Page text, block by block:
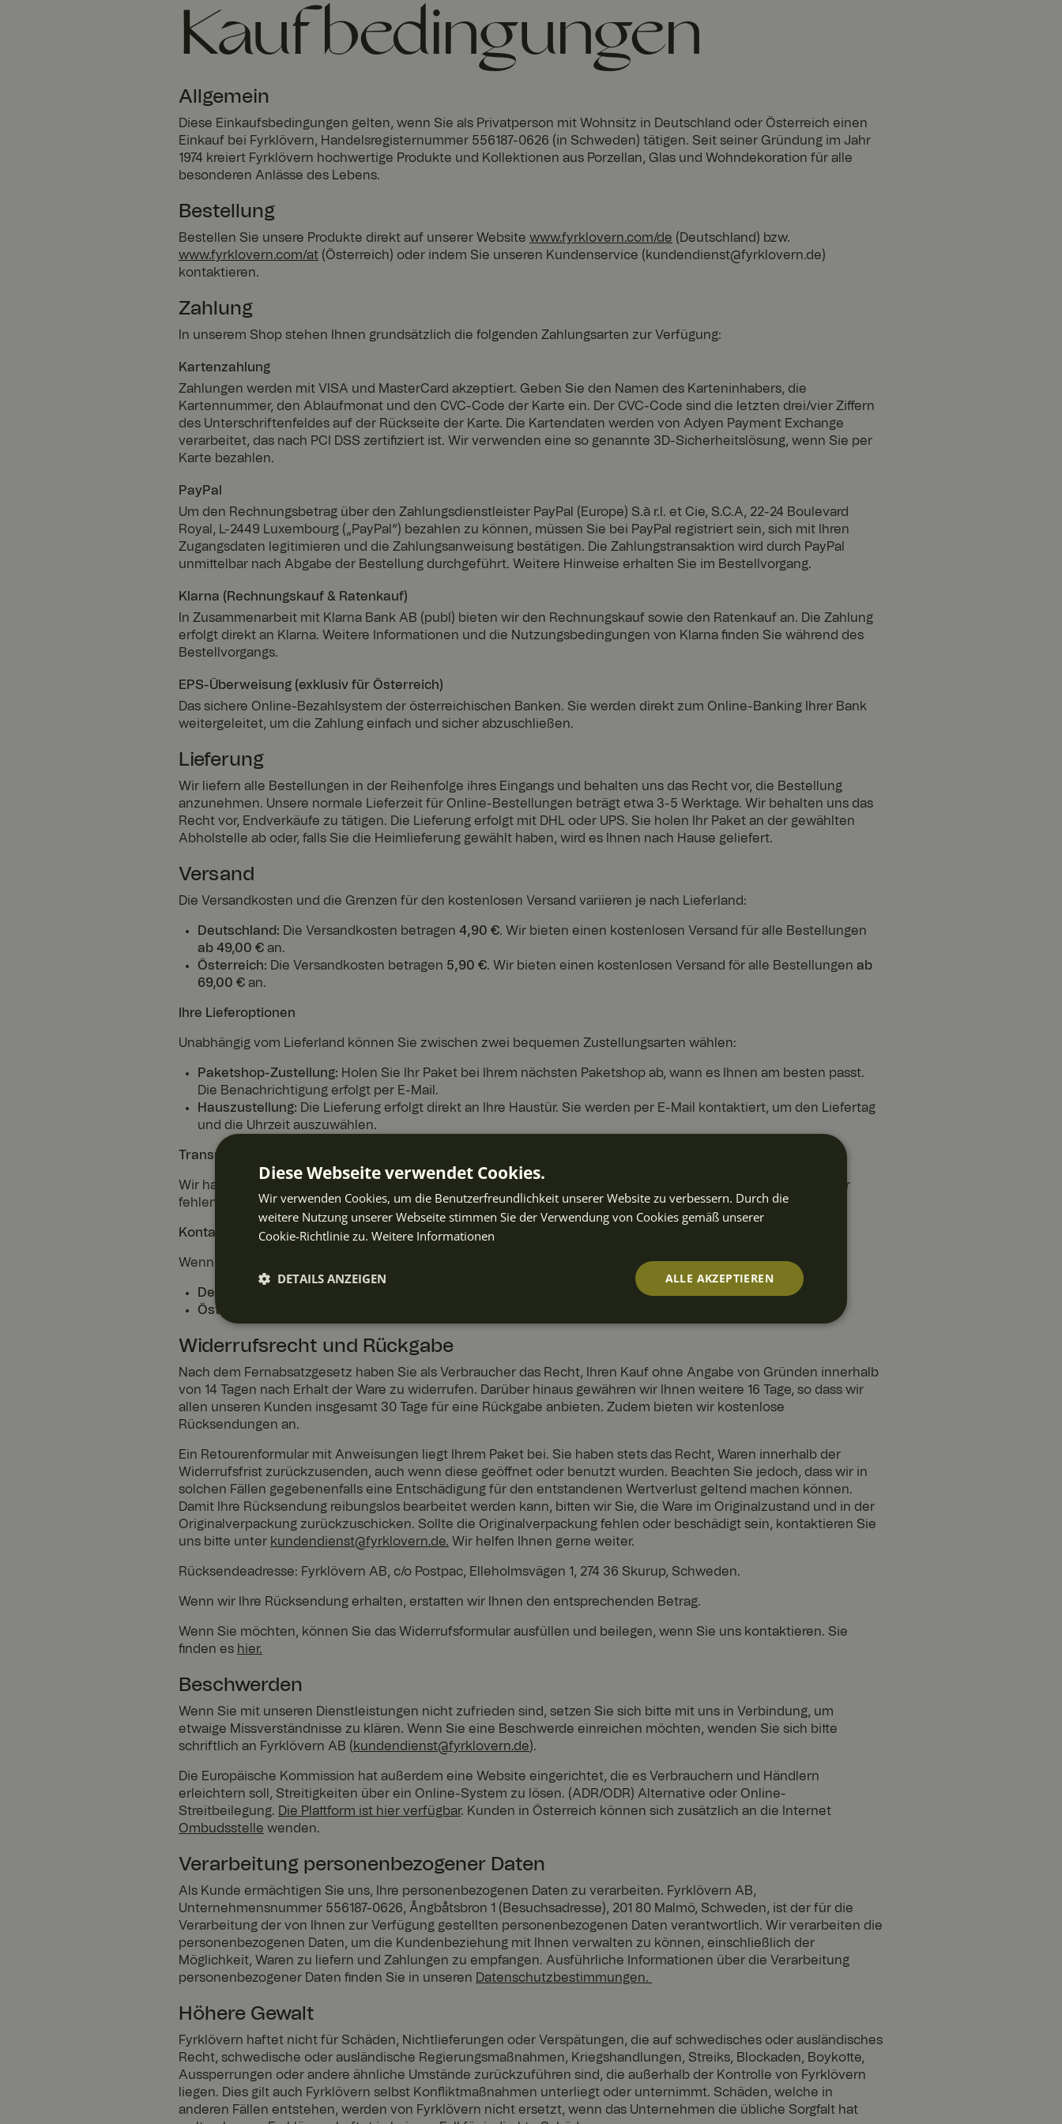
Kaufbedingungen
Allgemein
Diese Einkaufsbedingungen gelten, wenn Sie als Privatperson mit Wohnsitz in Deutschland oder Österreich einen
Einkauf bei Fyrklövern, Handelsregisternummer 556187-0626 (in Schweden) tätigen. Seit seiner Gründung im Jahr
1974 kreiert Fyrklövern hochwertige Produkte und Kollektionen aus Porzellan, Glas und Wohndekoration für alle
besonderen Anlässe des Lebens.
Bestellung
Bestellen Sie unsere Produkte direkt auf unserer Website www.fyrklovern.com/de (Deutschland) bzw.
www.fyrklovern.com/at (Österreich) oder indem Sie unseren Kundenservice (kundendienst@fyrklovern.de)
kontaktieren.
Zahlung
In unserem Shop stehen Ihnen grundsätzlich die folgenden Zahlungsarten zur Verfügung:
Kartenzahlung
Zahlungen werden mit VISA und MasterCard akzeptiert. Geben Sie den Namen des Karteninhabers, die
Kartennummer, den Ablaufmonat und den CVC-Code der Karte ein. Der CVC-Code sind die letzten drei/vier Ziffern
des Unterschriftenfeldes auf der Rückseite der Karte. Die Kartendaten werden von Adyen Payment Exchange
verarbeitet, das nach PCI DSS zertifiziert ist. Wir verwenden eine so genannte 3D-Sicherheitslösung, wenn Sie per
Karte bezahlen.
PayPal
Um den Rechnungsbetrag über den Zahlungsdienstleister PayPal (Europe) S.à r.l. et Cie, S.C.A, 22-24 Boulevard
Royal, L-2449 Luxembourg („PayPal“) bezahlen zu können, müssen Sie bei PayPal registriert sein, sich mit Ihren
Zugangsdaten legitimieren und die Zahlungsanweisung bestätigen. Die Zahlungstransaktion wird durch PayPal
unmittelbar nach Abgabe der Bestellung durchgeführt. Weitere Hinweise erhalten Sie im Bestellvorgang.
Klarna (Rechnungskauf & Ratenkauf)
In Zusammenarbeit mit Klarna Bank AB (publ) bieten wir den Rechnungskauf sowie den Ratenkauf an. Die Zahlung
erfolgt direkt an Klarna. Weitere Informationen und die Nutzungsbedingungen von Klarna finden Sie während des
Bestellvorgangs.
EPS-Überweisung (exklusiv für Österreich)
Das sichere Online-Bezahlsystem der österreichischen Banken. Sie werden direkt zum Online-Banking Ihrer Bank
weitergeleitet, um die Zahlung einfach und sicher abzuschließen.
Lieferung
Wir liefern alle Bestellungen in der Reihenfolge ihres Eingangs und behalten uns das Recht vor, die Bestellung
anzunehmen. Unsere normale Lieferzeit für Online-Bestellungen beträgt etwa 3-5 Werktage. Wir behalten uns das
Recht vor, Endverkäufe zu tätigen. Die Lieferung erfolgt mit DHL oder UPS. Sie holen Ihr Paket an der gewählten
Abholstelle ab oder, falls Sie die Heimlieferung gewählt haben, wird es Ihnen nach Hause geliefert.
Versand
Die Versandkosten und die Grenzen für den kostenlosen Versand variieren je nach Lieferland:
Deutschland: Die Versandkosten betragen 4,90 €. Wir bieten einen kostenlosen Versand für alle Bestellungen
ab 49,00 € an.
Österreich: Die Versandkosten betragen 5,90 €. Wir bieten einen kostenlosen Versand för alle Bestellungen ab
69,00 € an.
Ihre Lieferoptionen
Unabhängig vom Lieferland können Sie zwischen zwei bequemen Zustellungsarten wählen:
Paketshop-Zustellung: Holen Sie Ihr Paket bei Ihrem nächsten Paketshop ab, wann es Ihnen am besten passt.
Die Benachrichtigung erfolgt per E-Mail.
Hauszustellung: Die Lieferung erfolgt direkt an Ihre Haustür. Sie werden per E-Mail kontaktiert, um den Liefertag
und die Uhrzeit auszuwählen.
Transportschäden & Haftung
Wir haften für eventuelle Schäden, die während des Transports zu Ihnen entstehen können. Beschädigte oder
fehlende Waren müssen umgehend dem Frachtführer gemeldet werden.
Kontakt & Hilfe
Wenn Sie Hilfe benötigen, kontaktieren Sie uns bitte telefonisch unter +46 40-645 08 08oder per E-Mail an:
Deutschland:
Österreich:
Widerrufsrecht und Rückgabe
Nach dem Fernabsatzgesetz haben Sie als Verbraucher das Recht, Ihren Kauf ohne Angabe von Gründen innerhalb
von 14 Tagen nach Erhalt der Ware zu widerrufen. Darüber hinaus gewähren wir Ihnen weitere 16 Tage, so dass wir
allen unseren Kunden insgesamt 30 Tage für eine Rückgabe anbieten. Zudem bieten wir kostenlose
Rücksendungen an.
Ein Retourenformular mit Anweisungen liegt Ihrem Paket bei. Sie haben stets das Recht, Waren innerhalb der
Widerrufsfrist zurückzusenden, auch wenn diese geöffnet oder benutzt wurden. Beachten Sie jedoch, dass wir in
solchen Fällen gegebenenfalls eine Entschädigung für den entstandenen Wertverlust geltend machen können.
Damit Ihre Rücksendung reibungslos bearbeitet werden kann, bitten wir Sie, die Ware im Originalzustand und in der
Originalverpackung zurückzuschicken. Sollte die Originalverpackung fehlen oder beschädigt sein, kontaktieren Sie
uns bitte unter kundendienst@fyrklovern.de. Wir helfen Ihnen gerne weiter.
Rücksendeadresse: Fyrklövern AB, c/o Postpac, Elleholmsvägen 1, 274 36 Skurup, Schweden.
Wenn wir Ihre Rücksendung erhalten, erstatten wir Ihnen den entsprechenden Betrag.
Wenn Sie möchten, können Sie das Widerrufsformular ausfüllen und beilegen, wenn Sie uns kontaktieren. Sie
finden es hier.
Beschwerden
Wenn Sie mit unseren Dienstleistungen nicht zufrieden sind, setzen Sie sich bitte mit uns in Verbindung, um
etwaige Missverständnisse zu klären. Wenn Sie eine Beschwerde einreichen möchten, wenden Sie sich bitte
schriftlich an Fyrklövern AB ( kundendienst@fyrklovern.de).
Die Europäische Kommission hat außerdem eine Website eingerichtet, die es Verbrauchern und Händlern
erleichtern soll, Streitigkeiten über ein Online-System zu lösen. (ADR/ODR) Alternative oder Online-
Streitbeilegung. Die Plattform ist hier verfügbar. Kunden in Österreich können sich zusätzlich an die Internet
Ombudsstelle wenden.
Verarbeitung personenbezogener Daten
Als Kunde ermächtigen Sie uns, Ihre personenbezogenen Daten zu verarbeiten. Fyrklövern AB,
Unternehmensnummer 556187-0626, Ångbåtsbron 1 (Besuchsadresse), 201 80 Malmö, Schweden, ist der für die
Verarbeitung der von Ihnen zur Verfügung gestellten personenbezogenen Daten verantwortlich. Wir verarbeiten die
personenbezogenen Daten, um die Kundenbeziehung mit Ihnen verwalten zu können, einschließlich der
Möglichkeit, Waren zu liefern und Zahlungen zu empfangen. Ausführliche Informationen über die Verarbeitung
personenbezogener Daten finden Sie in unseren Datenschutzbestimmungen.
Höhere Gewalt
Fyrklövern haftet nicht für Schäden, Nichtlieferungen oder Verspätungen, die auf schwedisches oder ausländisches
Recht, schwedische oder ausländische Regierungsmaßnahmen, Kriegshandlungen, Streiks, Blockaden, Boykotte,
Aussperrungen oder andere ähnliche Umstände zurückzuführen sind, die außerhalb der Kontrolle von Fyrklövern
liegen. Dies gilt auch Fyrklövern selbst Konfliktmaßnahmen unterliegt oder unternimmt. Schäden, welche in
anderen Fällen entstehen, werden von Fyrklövern nicht ersetzt, wenn das Unternehmen die übliche Sorgfalt hat
Diese Webseite verwendet Cookies.
Wir verwenden Cookies, um die Benutzerfreundlichkeit unserer Website zu verbessern. Durch die
weitere Nutzung unserer Webseite stimmen Sie der Verwendung von Cookies gemäß unserer
Cookie-Richtlinie zu. Weitere Informationen
ALLE AKZEPTIEREN
DETAILS ANZEIGEN
Unbedingt
erforderlich
Performance Targeting Funktionalität
Unbedingt erforderlich Performance Targeting Funktionalität
Unbedingt erforderliche Cookies ermöglichen wesentliche Kernfunktionen der Website wie die Benutzeranmeldung und die
Kontoverwaltung. Ohne die unbedingt erforderlichen Cookies kann die Website nicht ordnungsgemäß verwendet werden.
Name
Anbi
eter
/
äne
Ablau
fdatu
Beschreibung
fyrkl
over
m
1
geoipCountry
www.
fyrkl
over
n.co
1 Jahr
1
Mona
t
Norce country identification cookie
CookieScriptConsent
Cook
pt
n.co
m
4
Woch
en 2
Dieses Cookie wird vom Cookie-Script.com-Dienst verwendet, um die
Einwilligungseinstellungen für Besucher-Cookies zu speichern. Das Cookie-
Banner von Cookie-Script.com muss ordnungsgemäß funktionieren.
x-ms-routing-name
Micr
osoft
.t.my
visito
rs.se
59
Minut
en 54
Sekun
den
Dieses Cookie wird verwendet, um sicherzustellen, dass die Browser-Session
des Nutzers in einer Sitzung auf denselben Server gerichtet wird, um ein
einheitliches Nutzererlebnis zu erhalten.
ARRAffinitySameSite
Micr
osoft
Corp
rs.se
Sessio
n
Wenn Sie Microsoft Azure als Hosting-Plattform verwenden und den
Lastenausgleich aktivieren, stellt dieses Cookie sicher, dass Anforderungen
von einer Besucher-Browsersitzung immer von demselben Server im Cluster
FPGSID
.fyrkl
over
n.co
m
29
Minut
en 53
Sekun
den
Dieses Cookie dient dazu, den Benutzersitzungszustand über
Seitenanforderungen zu bewahren.